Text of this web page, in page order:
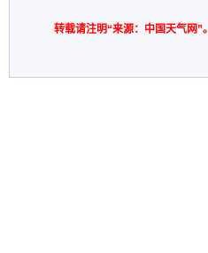
转载请注明“来源：中国天气网”。